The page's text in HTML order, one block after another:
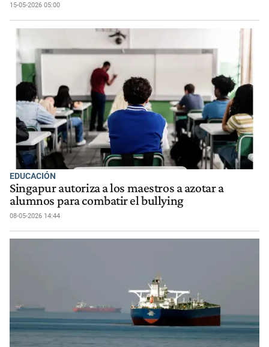
15-05-2026 05:00
EDUCACIÓN
Singapur autoriza a los maestros a azotar a
alumnos para combatir el bullying
08-05-2026 14:44